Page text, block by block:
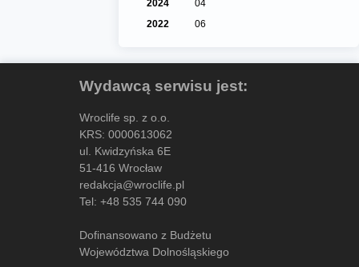
2024
04
2022
06
Wydawcą serwisu jest:
Wroclife sp. z o.o.
KRS: 0000613062
ul. Kwidzyńska 6E
51-416 Wrocław
redakcja@wroclife.pl
Tel: +48 535 744 090
Dofinansowano z Budżetu
Województwa Dolnośląskiego